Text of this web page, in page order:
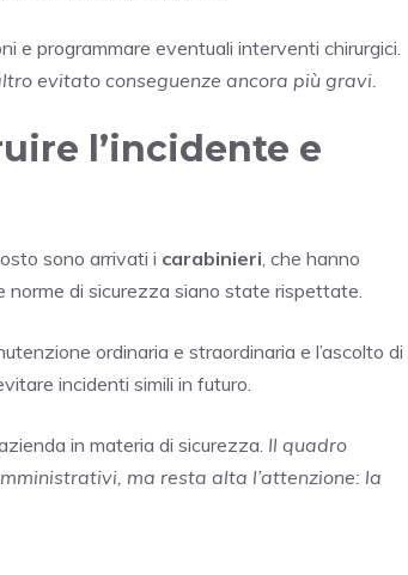
e programmare eventuali interventi chirurgici.
evitato conseguenze ancora più gravi.
l’incidente e
sono arrivati i carabinieri , che hanno
norme di sicurezza siano state rispettate.
ordinaria e straordinaria e l’ascolto di
incidenti simili in futuro.
in materia di sicurezza. Il quadro
ma resta alta l’attenzione: la